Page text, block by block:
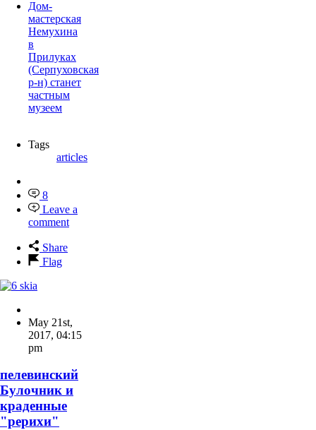
Дом-
мастерская
Немухина
в
Прилуках
(Серпуховская
р-н) станет
частным
музеем
Tags
articles
8
Leave a
comment
Share
Flag
May 21st,
2017, 04:15
pm
пелевинский
Булочник и
краденные
"рерихи"